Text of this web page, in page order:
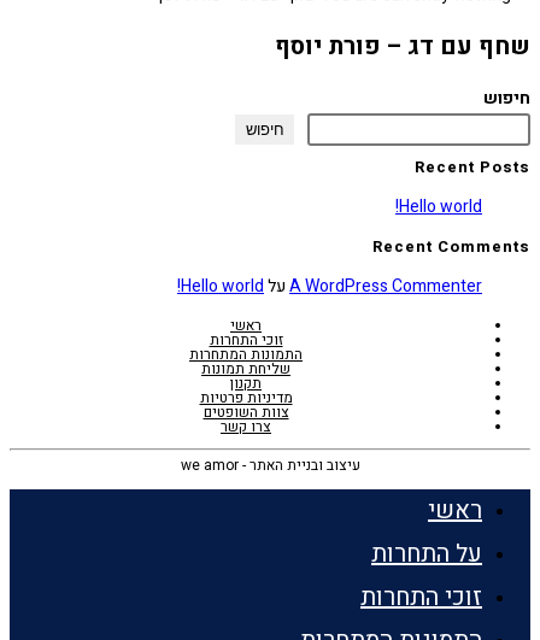
שחף עם דג – פורת יוסף
חיפוש
חיפוש
Recent Posts
Hello world!
Recent Comments
A WordPress CommenterעלHello world!
ראשי
זוכי התחרות
התמונות המתחרות
שליחת תמונות
תקנון
מדיניות פרטיות
צוות השופטים
צרו קשר
עיצוב ובניית האתר - we amor
ראשי
על התחרות
זוכי התחרות